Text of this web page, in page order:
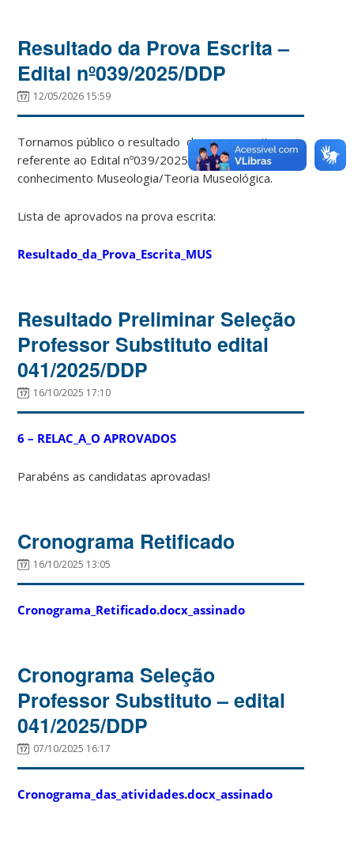
Resultado da Prova Escrita –
Edital nº039/2025/DDP
12/05/2026 15:59
Tornamos público o resultado da prova escrita,
referente ao Edital nº039/2025/DDP, campo de
conhecimento Museologia/Teoria Museológica.
Lista de aprovados na prova escrita:
Resultado_da_Prova_Escrita_MUS
Resultado Preliminar Seleção
Professor Substituto edital
041/2025/DDP
16/10/2025 17:10
6 – RELAC_A_O APROVADOS
Parabéns as candidatas aprovadas!
Cronograma Retificado
16/10/2025 13:05
Cronograma_Retificado.docx_assinado
Cronograma Seleção
Professor Substituto – edital
041/2025/DDP
07/10/2025 16:17
Cronograma_das_atividades.docx_assinado